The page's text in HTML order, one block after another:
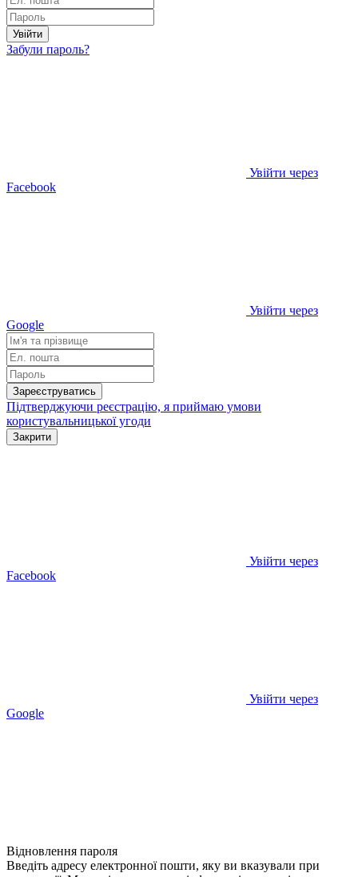
Увійти
Забули пароль?
Увійти через
Facebook
Увійти через
Google
Зареєструватись
Підтверджуючи реєстрацію, я приймаю умови
користувальницької угоди
Закрити
Увійти через
Facebook
Увійти через
Google
Відновлення пароля
Введіть адресу електронної пошти, яку ви вказували при